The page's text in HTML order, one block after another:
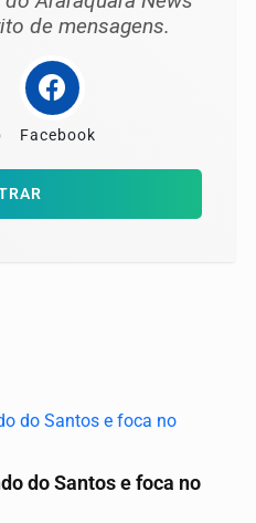
de mensagens.
Facebook
do Santos e foca no